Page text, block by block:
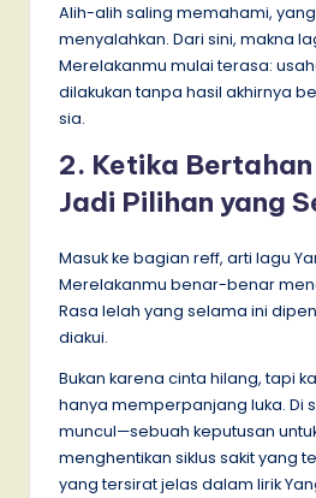
Alih-alih saling memahami,
menyalahkan. Dari sini, makna
Merelakanmu mulai terasa:
dilakukan tanpa hasil akhirnya
sia.
2. Ketika
Jadi Pilihan yang
Masuk ke bagian reff, arti lagu
Merelakanmu benar-benar
Rasa lelah yang selama ini
diakui.
Bukan karena cinta hilang, tapi
hanya memperpanjang luka. Di
muncul—sebuah keputusan
menghentikan siklus sakit yang
yang tersirat jelas dalam lirik